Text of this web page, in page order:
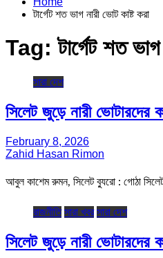
টার্গেট শত ভাগ নারী ভোট কাষ্ট করা
Tag:টার্গেট শত
সারা দেশ
সিলেট জুড়ে নারী ভোটারদের
February 8, 2026
Zahid Hasan Rimon
আবুল কাশেম রুমন, সিলেট ব্যুরো : গোঠা
রাজনীতি সারা খবর সারা দেশ
সিলেট জুড়ে নারী ভোটারদের